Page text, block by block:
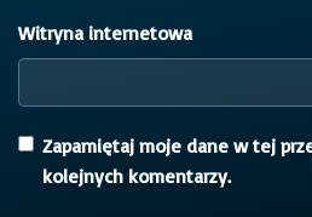
Witryna internetowa
Zapamiętaj moje dane w tej
kolejnych komentarzy.